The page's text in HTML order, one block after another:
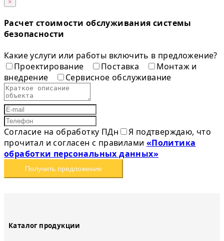
×
Расчет стоимости обслуживания системы
безопасности
Какие услуги или работы включить в предложение?
Проектирование
Поставка
Монтаж и
внедрение
Сервисное обслуживание
Согласие на обработку ПДн
Я подтверждаю, что
прочитал и согласен с правилами «Политика
обработки персональных данных»
Получить предложение
Каталог продукции